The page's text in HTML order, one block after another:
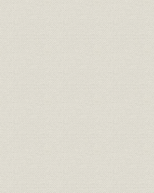
第1節 車両
第1 機関車
第2 客車・電車・気動車および貨車
第2節 工場
第1 工場の沿革
第2 工場の管理
第7章 電化・信号保安および通信
第1節 電化および電力設備
第1 電化工事
第2 電力設備